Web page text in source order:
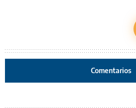
Comentarios